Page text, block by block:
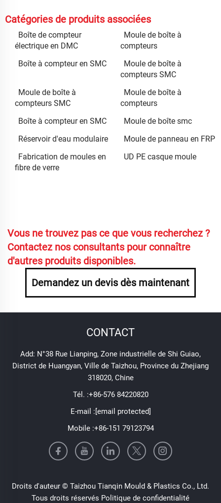
Catégories de produits associées
Boîte de compteur
électrique en DMC
Moule de boîte à
compteurs
Boîte à compteur en SMC
Moule de boîte à
compteurs SMC
Moule de boîte à
compteurs SMC
Moule de boîte à
compteurs
Boîte à compteur en SMC
Moule de boîte smc
Réservoir d'eau modulaire
Moule de panneau en FRP
Fabrication de moules en
fibre de verre
UD PE casque moule
Vous ne trouvez pas ce que vous recherchez ?
Contactez nos consultants pour connaître
d'autres produits disponibles.
Demandez un devis dès maintenant
CONTACT
Add: N°38 Rue Lianping, Zone industrielle de Shi Guiao,
District de Huangyan, Ville de Taizhou, Province du Zhejiang
318020, Chine
Tél. :+86-576 84220820
E-mail :[email protected]
Mobile :+86-151 79123794
Droits d'auteur © Taizhou Tianqin Mould & Plastics Co., Ltd.
Tous droits réservés Politique de confidentialité